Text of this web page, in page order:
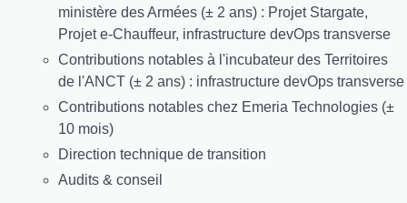
ministère des Armées (± 2 ans) : Projet Stargate,
Projet e-Chauffeur, infrastructure devOps transverse
Contributions notables à l'incubateur des Territoires
de l'ANCT (± 2 ans) : infrastructure devOps transverse
Contributions notables chez Emeria Technologies (±
10 mois)
Direction technique de transition
Audits & conseil